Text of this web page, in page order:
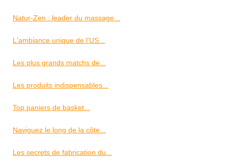
Natur-Zen : leader du massage...
L'ambiance unique de l'US...
Les plus grands matchs de...
Les produits indispensables...
Top paniers de basket...
Naviguez le long de la côte...
Les secrets de fabrication du...